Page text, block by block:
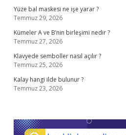
Yüze bal maskesi ne işe yarar ?
Temmuz 29, 2026
Kümeler A ve B’nin birleşimi nedir ?
Temmuz 27, 2026
Klavyede semboller nasıl açılır ?
Temmuz 25, 2026
Kalay hangi ilde bulunur ?
Temmuz 23, 2026